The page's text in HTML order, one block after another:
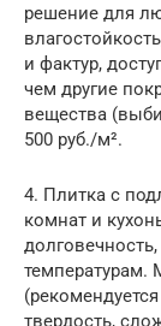
решение для
и фактур,
чем другие
вещества
500 руб./м².
4. Плитка с
комнат и
температурам.
твердость,